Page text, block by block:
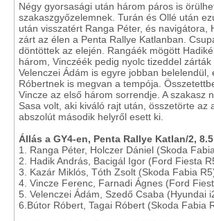
Négy gyorsasági után három páros is
szakaszgyőzelemnek. Turán és Ollé után
után visszatért Ranga Péter, és navigátora,
zárt az élen a Penta Rallye Katlanban.
döntöttek az elején. Rangáék mögött
három, Vinczéék pedig nyolc tizeddel zárták
Velenczei Ádám is egyre jobban belelendül,
Róbertnek is megvan a tempója.
Vincze az első három sorrendje. A szakasz
Sasa volt, aki kiváló rajt után, összetörte az
abszolút második helyről esett ki.
Állás a GY4-en, Penta Rallye Katlan/2,
1. Ranga Péter, Holczer Dániel (Skoda
2. Hadik András, Bacigál Igor (Ford Fiesta
3. Kazár Miklós, Tóth Zsolt (Skoda Fabia
4. Vincze Ferenc, Farnadi Ágnes (Ford
5. Velenczei Ádám, Szedő Csaba (Hyundai
6.Bútor Róbert, Tagai Róbert (Skoda Fabia